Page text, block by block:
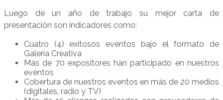
Luego de un año de trabajo su mejor carta de
presentación son indicadores como:
Cuatro (4) exitosos eventos bajo el formato de
Galería Creativa
Más de 70 expositores han participado en nuestros
eventos
Cobertura de nuestros eventos en más de 20 medios
(digitales, radio y TV)